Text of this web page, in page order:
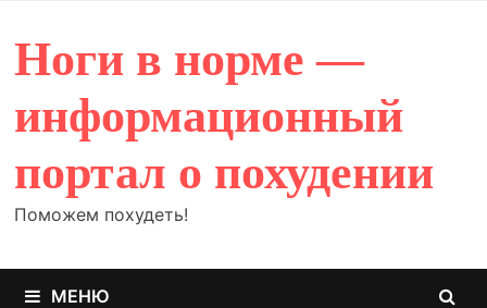
содержимому
Ноги в норме —
информационный
портал о похудении
Поможем похудеть!
МЕНЮ